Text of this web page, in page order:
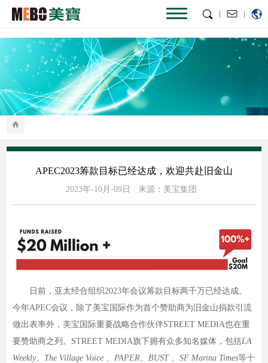
|
|
APEC2023筹款目标已经达成，欢迎共赴旧金山
2023年-10月-09日 来源：美宝集团
日前，亚太经合组织2023年会议筹款目标两千万已经达成。
今年APEC会议，除了美宝国际作为首个赞助商为旧金山捐款引流
做出表率外，美宝国际重要战略合作伙伴STREET MEDIA也在重
要赞助商之列。STREET MEDIA旗下拥有众多知名媒体，包括LA
Weekly、The Village Voice 、PAPER、BUST 、SF Marina Times等十